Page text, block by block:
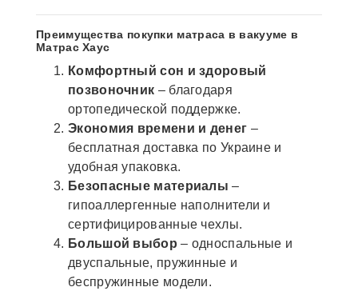
Преимущества покупки матраса в вакууме в
Матрас Хаус
Комфортный сон и здоровый
позвоночник – благодаря
ортопедической поддержке.
Экономия времени и денег –
бесплатная доставка по Украине и
удобная упаковка.
Безопасные материалы –
гипоаллергенные наполнители и
сертифицированные чехлы.
Большой выбор – односпальные и
двуспальные, пружинные и
беспружинные модели.